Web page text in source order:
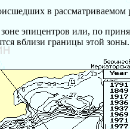
в рассматриваемом
эпицентров или, по
вблизи границы этой